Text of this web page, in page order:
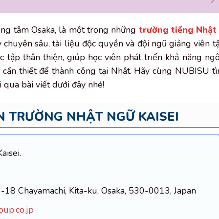
tâm Osaka, là một trong những trường tiếng Nhật
sâu, tài liệu độc quyền và đội ngũ giảng viên
tập thân thiện, giúp học viên phát triển khả năng
thiết để thành công tại Nhật. Hãy cùng NUBISU
bài viết dưới đây nhé!
TRƯỜNG NHẬT NGỮ KAISEI
Chayamachi, Kita-ku, Osaka, 530-0013, Japan